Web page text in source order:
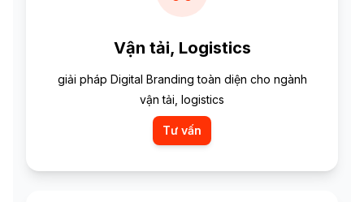
Vận tải, Logistics
giải pháp Digital Branding toàn diện cho ngành
vận tải, logistics
Tư vấn